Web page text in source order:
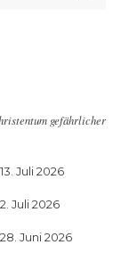
gefährlicher
13. Juli 2026
2. Juli 2026
28. Juni 2026